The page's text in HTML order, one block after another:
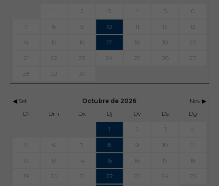
1 2 3 4 5 6
7 8 9 10 11 12 13
14 15 16 17 18 19 20
21 22 23 24 25 26 27
28 29 30
◀ Set Octubre de 2026
Nov ▶
Dl
Dm Dx Dj Dv Ds Dg
1 2 3 4
5 6 7 8 9 10 11
12 13 14 15 16 17 18
19 20 21 22 23 24 25